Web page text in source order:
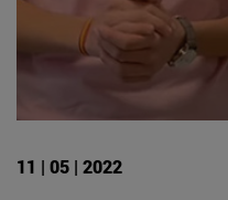
11 | 05 | 2022